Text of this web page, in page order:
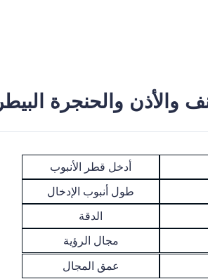
أدخل قطر الأنبوب
طول أنبوب الإدخال
الدقة
مجال الرؤية
عمق المجال
والأذن والحنجرة